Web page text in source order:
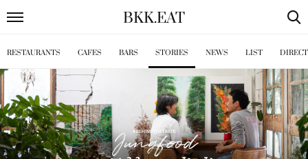
BKK.EAT
RESTAURANTS CAFES BARS STORIES NEWS LIST